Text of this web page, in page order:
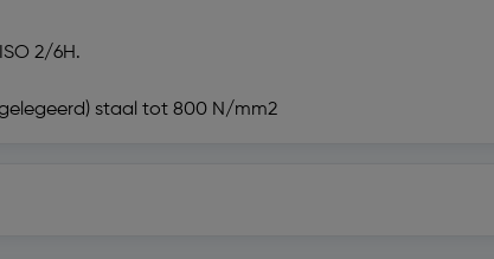
2/6H.
staal tot 800 N/mm2